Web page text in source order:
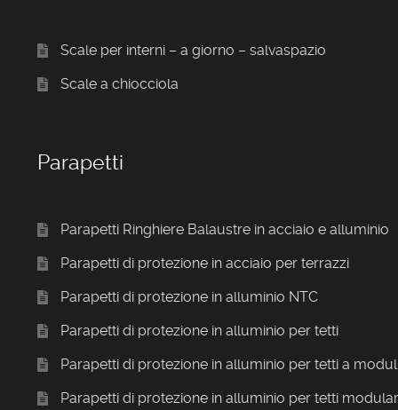
Scale per interni – a giorno – salvaspazio
Scale a chiocciola
Parapetti
Parapetti Ringhiere Balaustre in acciaio e alluminio
Parapetti di protezione in acciaio per terrazzi
Parapetti di protezione in alluminio NTC
Parapetti di protezione in alluminio per tetti
Parapetti di protezione in alluminio per tetti a
Parapetti di protezione in alluminio per tetti